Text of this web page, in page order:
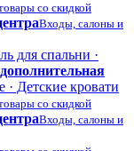
со скидкой
Входы, салоны и
для спальни ·
Детские кровати
со скидкой
Входы, салоны и